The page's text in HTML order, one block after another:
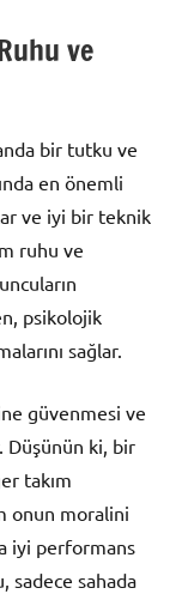
ve
bir tutku ve
en önemli
ve iyi bir teknik
ruhu ve
psikolojik
sağlar.
güvenmesi ve
Düşünün ki, bir
takım
onun moralini
iyi performans
sadece sahada